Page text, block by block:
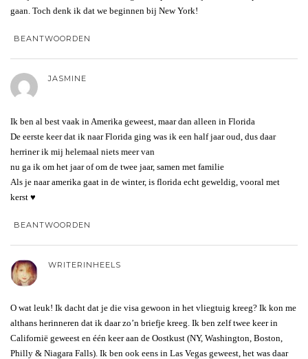
gaan. Toch denk ik dat we beginnen bij New York!
BEANTWOORDEN
JASMINE
Ik ben al best vaak in Amerika geweest, maar dan alleen in Florida
De eerste keer dat ik naar Florida ging was ik een half jaar oud, dus daar
herriner ik mij helemaal niets meer van
nu ga ik om het jaar of om de twee jaar, samen met familie
Als je naar amerika gaat in de winter, is florida echt geweldig, vooral met
kerst ♥
BEANTWOORDEN
WRITERINHEELS
O wat leuk! Ik dacht dat je die visa gewoon in het vliegtuig kreeg? Ik kon me
althans herinneren dat ik daar zo’n briefje kreeg. Ik ben zelf twee keer in
Californië geweest en één keer aan de Oostkust (NY, Washington, Boston,
Philly & Niagara Falls). Ik ben ook eens in Las Vegas geweest, het was daar